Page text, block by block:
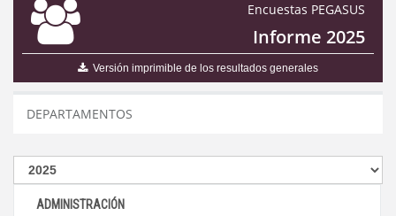
Encuestas PEGASUS
Informe 2025
Versión imprimible de los resultados generales
DEPARTAMENTOS
ADMINISTRACIÓN